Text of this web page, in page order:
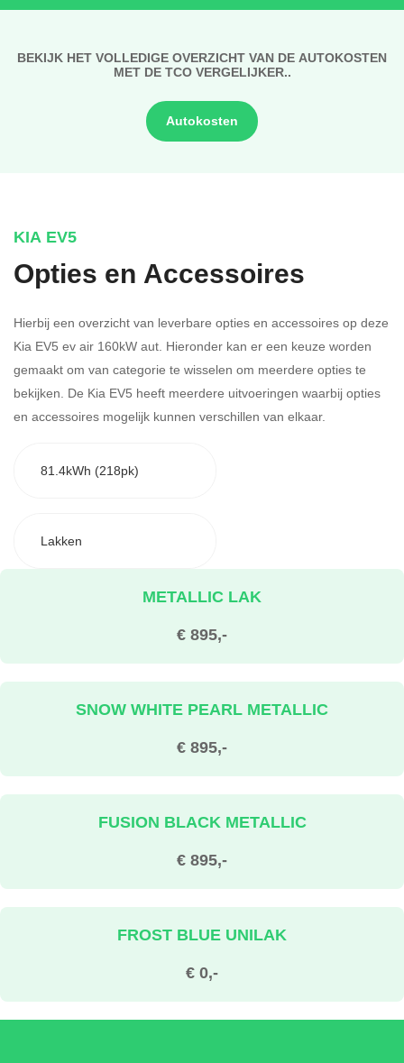
BEKIJK HET VOLLEDIGE OVERZICHT VAN DE AUTOKOSTEN
MET DE TCO VERGELIJKER..
Autokosten
KIA EV5
Opties en Accessoires
Hierbij een overzicht van leverbare opties en accessoires op deze
Kia EV5 ev air 160kW aut. Hieronder kan er een keuze worden
gemaakt om van categorie te wisselen om meerdere opties te
bekijken. De Kia EV5 heeft meerdere uitvoeringen waarbij opties
en accessoires mogelijk kunnen verschillen van elkaar.
81.4kWh (218pk)
Lakken
€ 895,-
METALLIC LAK
€ 895,-
SNOW WHITE PEARL METALLIC
€ 895,-
FUSION BLACK METALLIC
€ 0,-
FROST BLUE UNILAK